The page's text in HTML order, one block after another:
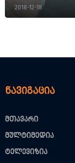
2018-12-18
ნავიგაცია
მთავარი
მულტიმედია
ტელევიზია